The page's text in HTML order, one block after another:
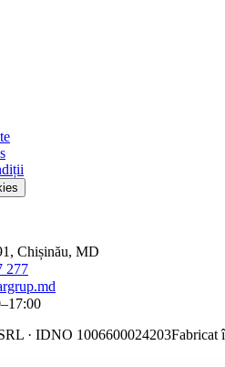
Chișinău, MD
277
· IDNO 1006600024203Fabricat